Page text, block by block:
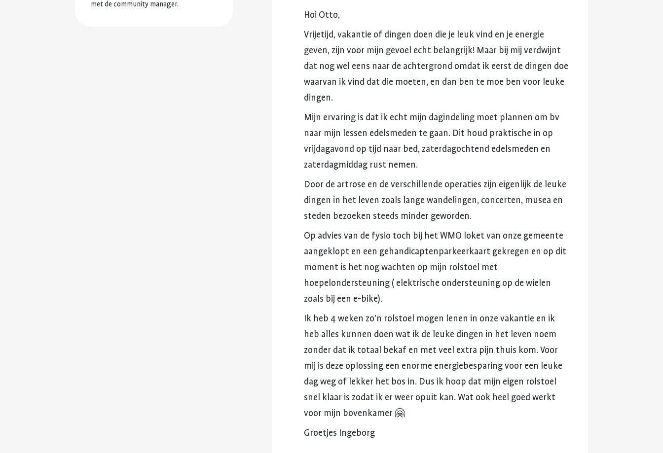
met de community manager.
Hoi Otto,
Vrijetijd, vakantie of dingen doen die je leuk vind en je energie
geven, zijn voor mijn gevoel echt belangrijk! Maar bij mij verdwijnt
dat nog wel eens naar de achtergrond omdat ik eerst de dingen doe
waarvan ik vind dat die moeten, en dan ben te moe ben voor leuke
dingen.
Mijn ervaring is dat ik echt mijn dagindeling moet plannen om bv
naar mijn lessen edelsmeden te gaan. Dit houd praktische in op
vrijdagavond op tijd naar bed, zaterdagochtend edelsmeden en
zaterdagmiddag rust nemen.
Door de artrose en de verschillende operaties zijn eigenlijk de leuke
dingen in het leven zoals lange wandelingen, concerten, musea en
steden bezoeken steeds minder geworden.
Op advies van de fysio toch bij het WMO loket van onze gemeente
aangeklopt en een gehandicaptenparkeerkaart gekregen en op dit
moment is het nog wachten op mijn rolstoel met
hoepelondersteuning ( elektrische ondersteuning op de wielen
zoals bij een e-bike).
Ik heb 4 weken zo'n rolstoel mogen lenen in onze vakantie en ik
heb alles kunnen doen wat ik de leuke dingen in het leven noem
zonder dat ik totaal bekaf en met veel extra pijn thuis kom. Voor
mij is deze oplossing een enorme energiebesparing voor een leuke
dag weg of lekker het bos in. Dus ik hoop dat mijn eigen rolstoel
snel
klaar is zodat ik er weer opuit kan. Wat ook heel goed werkt
voor mijn bovenkamer 🤗
Groetjes Ingeborg